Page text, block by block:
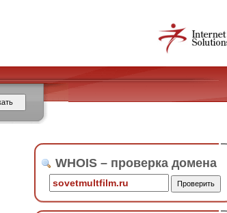
WHOIS – проверка домена